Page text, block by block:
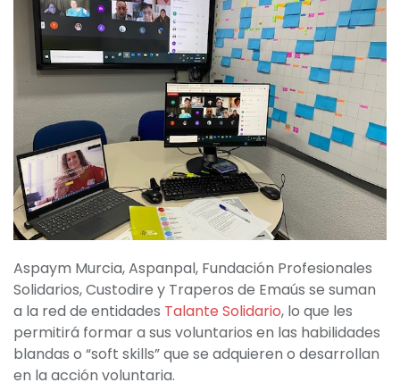
Aspaym Murcia, Aspanpal, Fundación Profesionales
Solidarios, Custodire y Traperos de Emaús se suman
a la red de entidades Talante Solidario, lo que les
permitirá formar a sus voluntarios en las habilidades
blandas o “soft skills” que se adquieren o desarrollan
en la acción voluntaria.